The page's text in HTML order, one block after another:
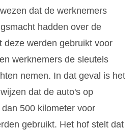
dat de werknemers
hadden over de
deze werden gebruikt voor
werknemers de sleutels
nemen. In dat geval is het
dat de auto's op
500 kilometer voor
gebruikt. Het hof stelt dat